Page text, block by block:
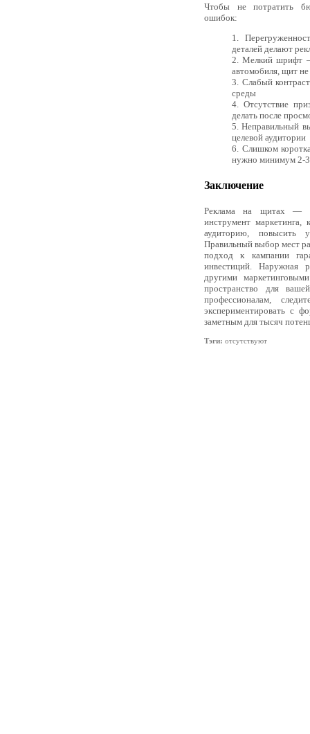
Чтобы не потратить
ошибок:
деталей делают
Мелкий шрифт —
автомобиля, щит не
Слабый
среды
Отсутствие
делать после
Неправильный
целевой аудитории
Слишком
нужно минимум 2-3
Заключение
Реклама на щитах —
инструмент маркетинга,
аудиторию, повысить
Правильный выбор мест
подход к кампании
инвестиций. Наружная
другими
пространство для
профессионалам,
экспериментировать с
заметным для тысяч
Тэги: отсутствуют